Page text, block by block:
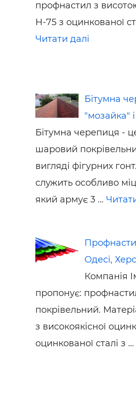
профнастил з
Н-75 з оцинкованої
Читати далі
Бітумна
"мозайка"
Бітумна черепиця -
шаровий
вигляді фігурних
служить особливо
який армує 3 ...
Одесі,
Компанія
пропонує:
покрівельний.
з високоякісної
оцинкованої сталі з ...